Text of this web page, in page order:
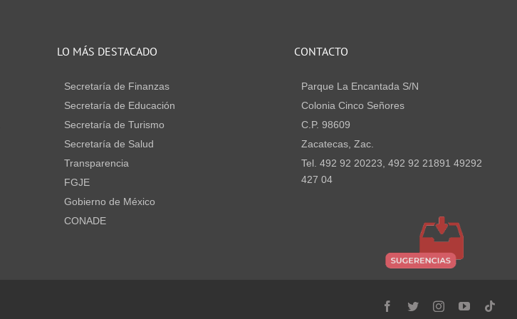
LO MÁS DESTACADO
Secretaría de Finanzas
Secretaría de Educación
Secretaría de Turismo
Secretaría de Salud
Transparencia
FGJE
Gobierno de México
CONADE
CONTACTO
Parque La Encantada S/N
Colonia Cinco Señores
C.P. 98609
Zacatecas, Zac.
Tel. 492 92 20223, 492 92 21891 49292
427 04